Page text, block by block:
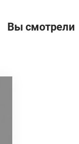
Вы смотрели